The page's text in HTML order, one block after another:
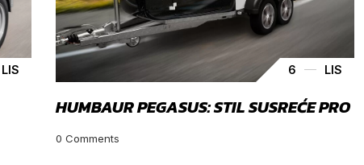
LIS 6 LIS
HUMBAUR PEGASUS: STIL SUSREĆE PRO
0 Comments